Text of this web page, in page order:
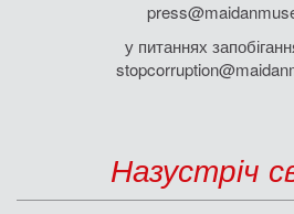
у питаннях
Назустріч